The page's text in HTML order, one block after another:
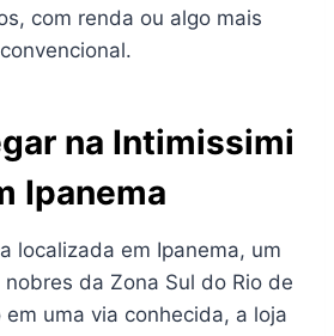
com renda ou algo mais
convencional.
na Intimissimi
Ipanema
localizada em Ipanema, um
da Zona Sul do Rio de
uma via conhecida, a loja